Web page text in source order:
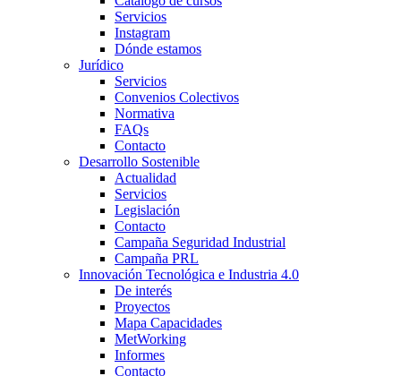
Servicios
Instagram
Dónde estamos
Jurídico
Servicios
Convenios Colectivos
Normativa
FAQs
Contacto
Desarrollo Sostenible
Actualidad
Servicios
Legislación
Contacto
Campaña Seguridad Industrial
Campaña PRL
Innovación Tecnológica e Industria 4.0
De interés
Proyectos
Mapa Capacidades
MetWorking
Informes
Contacto